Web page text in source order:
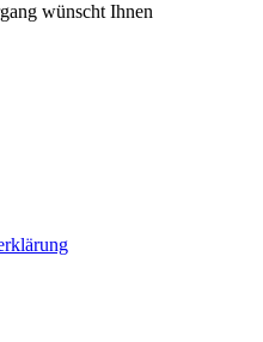
wünscht Ihnen